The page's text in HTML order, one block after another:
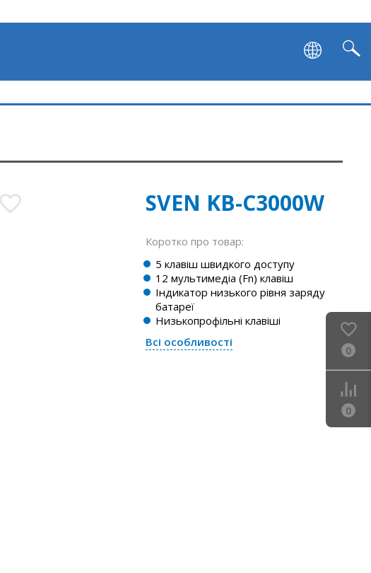
SVEN KB-C3000W
Коротко про товар:
5 клавіш швидкого доступу
12 мультимедіа (Fn) клавіш
Індикатор низького рівня заряду
батареї
Низькопрофільні клавіші
Всі особливості
0
0